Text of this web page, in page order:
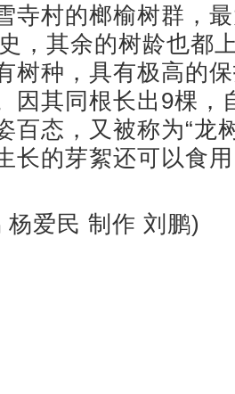
村的榔榆树群，最
，其余的树龄也都
树种，具有极高的
因其同根长出9棵，
百态，又被称为“龙
长的芽絮还可以食
爱民 制作 刘鹏)